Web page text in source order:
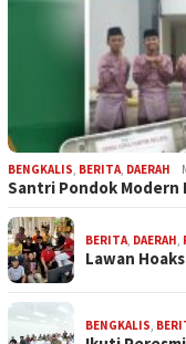
BENGKALIS BERITA DAERAH
Santri Pondok Modern
BERITA DAERAH
Lawan
BENGKALIS